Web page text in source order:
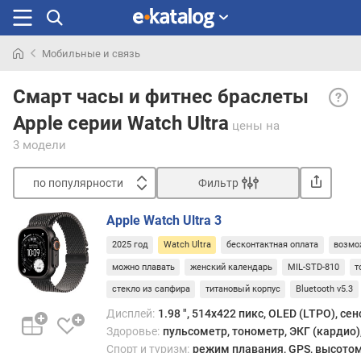
раньше
Мобильные и связь
Смарт часы и фитнес браслеты
Apple серии Watch Ultra цены на
3 модели
по популярности
п
о
п
о
у
л
Фильтр
Apple Watch Ultra 3
2025 год Watch Ultra бесконтактная оплата
можно плавать женский календарь MIL-STD-810
стекло из сапфира титановый корпус Bluetooth v5.3
Дисплей: 1.98 ", 514x422 пикс, OLED (LTPO),
Здоровье: пульсометр, тонометр, ЭКГ
Спорт и туризм: режим плавания, GPS,